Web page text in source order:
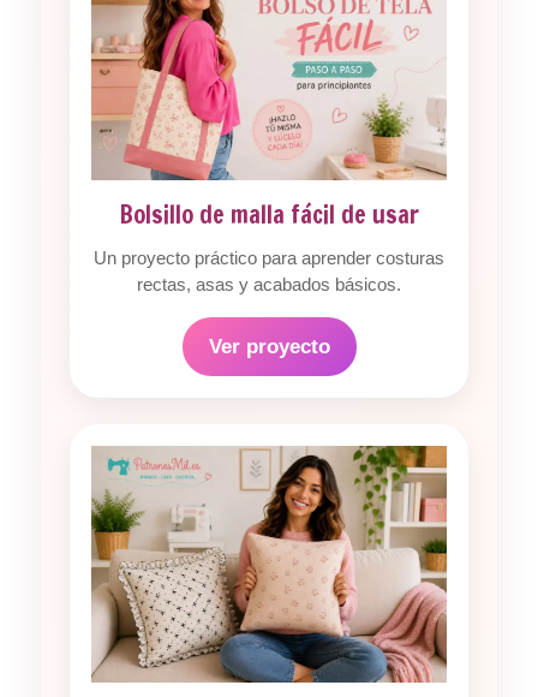
Bolsillo de malla fácil de usar
Un proyecto práctico para aprender costuras
rectas, asas y acabados básicos.
Ver proyecto